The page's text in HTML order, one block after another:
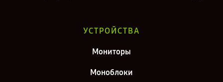
УСТРОЙСТВА
Мониторы
Моноблоки